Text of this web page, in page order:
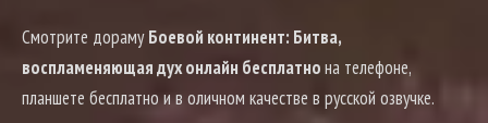
Смотрите дорамуБоевой континент: Битва,
воспламеняющая дух онлайн бесплатнона телефоне,
планшете бесплатно и в оличном качестве в русской озвучке.